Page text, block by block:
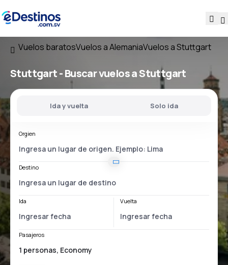
Vuelos baratosVuelos a AlemaniaVuelos a Stuttgart
Stuttgart - Buscar vuelos a Stuttgart
Ida y vuelta Solo ida
Orgien
Destino
Ida Vuelta
Pasajeros